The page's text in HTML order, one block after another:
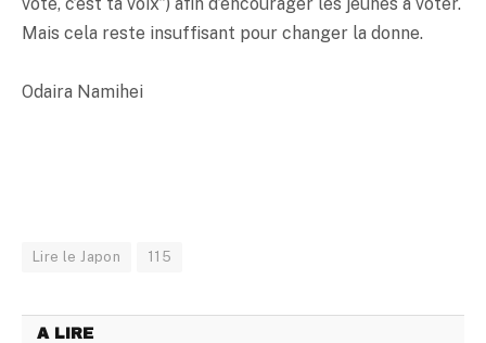
Mais cela reste insuffisant pour changer la donne.
Odaira Namihei
Lire le Japon 115
A LIRE